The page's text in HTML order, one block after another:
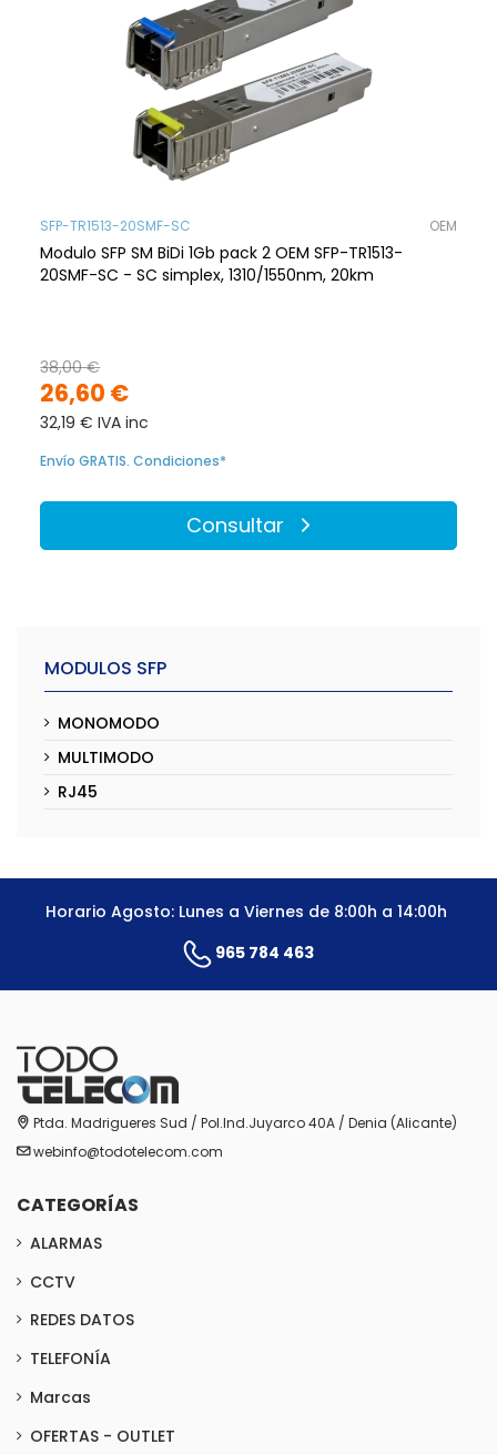
SFP-TR1513-20SMF-SC OEM
Modulo SFP SM BiDi 1Gb pack 2 OEM SFP-TR1513-
20SMF-SC - SC simplex, 1310/1550nm, 20km
26,60 €
38,00 €
32,19 € IVA inc
Envío GRATIS. Condiciones*
Consultar
MODULOS SFP
MONOMODO
MULTIMODO
RJ45
Horario Agosto: Lunes a Viernes de 8:00h a 14:00h
965 784 463
Ptda. Madrigueres Sud / Pol.Ind.Juyarco 40A / Denia (Alicante)
webinfo@todotelecom.com
CATEGORÍAS
ALARMAS
CCTV
REDES DATOS
TELEFONÍA
Marcas
OFERTAS - OUTLET